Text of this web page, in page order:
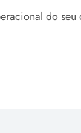
do